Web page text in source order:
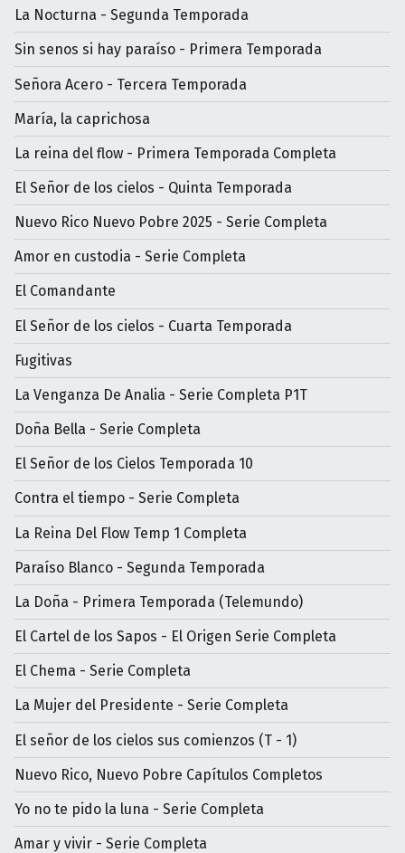
La Nocturna - Segunda Temporada
Sin senos si hay paraíso - Primera Temporada
Señora Acero - Tercera Temporada
María, la caprichosa
La reina del flow - Primera Temporada Completa
El Señor de los cielos - Quinta Temporada
Nuevo Rico Nuevo Pobre 2025 - Serie Completa
Amor en custodia - Serie Completa
El Comandante
El Señor de los cielos - Cuarta Temporada
Fugitivas
La Venganza De Analia - Serie Completa P1T
Doña Bella - Serie Completa
El Señor de los Cielos Temporada 10
Contra el tiempo - Serie Completa
La Reina Del Flow Temp 1 Completa
Paraíso Blanco - Segunda Temporada
La Doña - Primera Temporada (Telemundo)
El Cartel de los Sapos - El Origen Serie Completa
El Chema - Serie Completa
La Mujer del Presidente - Serie Completa
El señor de los cielos sus comienzos (T - 1)
Nuevo Rico, Nuevo Pobre Capítulos Completos
Yo no te pido la luna - Serie Completa
Amar y vivir - Serie Completa